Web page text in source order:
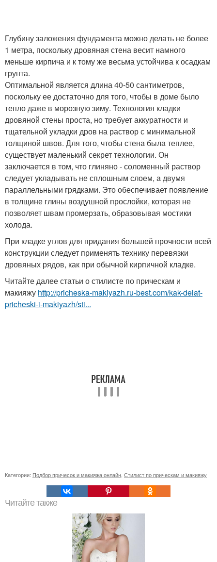
Глубину заложения фундамента можно делать не более
1 метра, поскольку дровяная стена весит намного
меньше кирпича и к тому же весьма устойчива к осадкам
грунта.
Оптимальной является длина 40-50 сантиметров,
поскольку ее достаточно для того, чтобы в доме было
тепло даже в морозную зиму. Технология кладки
дровяной стены проста, но требует аккуратности и
тщательной укладки дров на раствор с минимальной
толщиной швов. Для того, чтобы стена была теплее,
существует маленький секрет технологии. Он
заключается в том, что глиняно - соломенный раствор
следует укладывать не сплошным слоем, а двумя
параллельными грядками. Это обеспечивает появление
в толщине глины воздушной прослойки, которая не
позволяет швам промерзать, образовывая мостики
холода.
При кладке углов для придания большей прочности всей
конструкции следует применять технику перевязки
дровяных рядов, как при обычной кирпичной кладке.
Читайте далее статьи о стилисте по прическам и
макияжу http://pricheska-makiyazh.ru-best.com/kak-delat-
pricheski-i-makiyazh/sti...
Категории: Подбор причесок и макияжа онлайн Стилист по прическам и макияжу
Читайте также